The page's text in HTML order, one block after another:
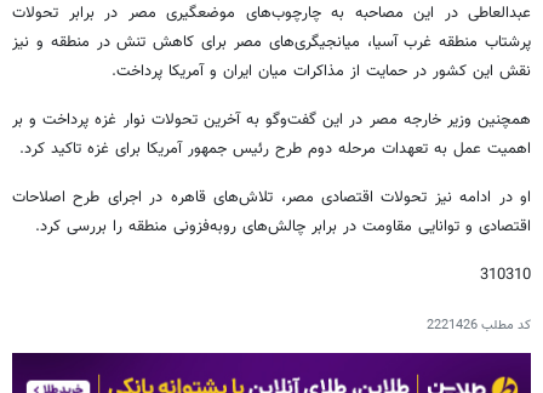
عبدالعاطی در این مصاحبه به چارچوب‌های موضعگیری مصر در برابر تحولات
پرشتاب منطقه غرب آسیا، میانجیگری‌های مصر برای کاهش تنش در منطقه و نیز
نقش این کشور در حمایت از مذاکرات میان ایران و آمریکا پرداخت.
همچنین وزیر خارجه مصر در این گفت‌وگو به آخرین تحولات نوار غزه پرداخت و بر
اهمیت عمل به تعهدات مرحله دوم طرح رئیس جمهور آمریکا برای غزه تاکید کرد.
او در ادامه نیز تحولات اقتصادی مصر، تلاش‌های قاهره در اجرای طرح اصلاحات
اقتصادی و توانایی مقاومت در برابر چالش‌های روبه‌فزونی منطقه‌ را بررسی کرد.
310310
کد مطلب2221426